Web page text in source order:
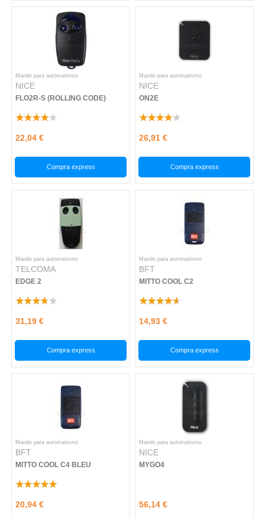
Mando para automatismo
NICE
FLO2R-S (ROLLING CODE)
22,04 €
Compra express
Mando para automatismo
NICE
ON2E
26,91 €
Compra express
Mando para automatismo
TELCOMA
EDGE 2
31,19 €
Compra express
Mando para automatismo
BFT
MITTO COOL C2
14,93 €
Compra express
Mando para automatismo
BFT
MITTO COOL C4 BLEU
20,94 €
Mando para automatismo
NICE
MYGO4
56,14 €